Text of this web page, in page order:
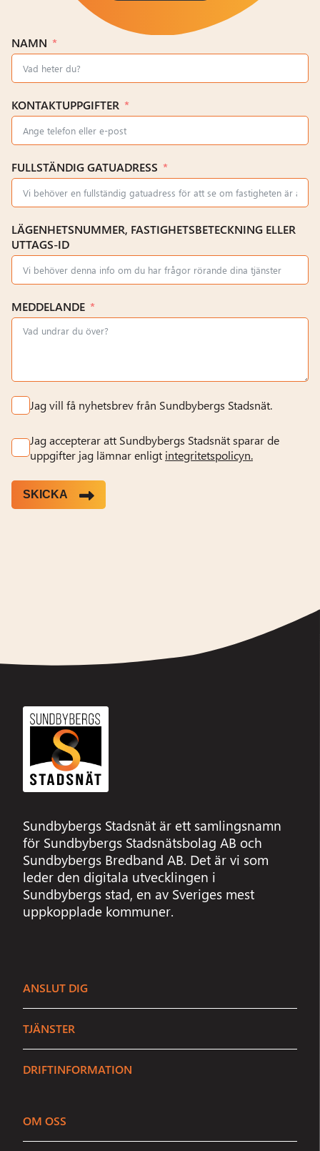
NAMN
KONTAKTUPPGIFTER
FULLSTÄNDIG GATUADRESS
LÄGENHETSNUMMER, FASTIGHETSBETECKNING ELLER
UTTAGS-ID
MEDDELANDE
Jag vill få nyhetsbrev från Sundbybergs Stadsnät.
Jag accepterar att Sundbybergs Stadsnät sparar de
uppgifter jag lämnar enligt integritetspolicyn.
SKICKA
Sundbybergs Stadsnät är ett samlingsnamn
för Sundbybergs Stadsnätsbolag AB och
Sundbybergs Bredband AB. Det är vi som
leder den digitala utvecklingen i
Sundbybergs stad, en av Sveriges mest
uppkopplade kommuner.
ANSLUT DIG
TJÄNSTER
DRIFTINFORMATION
OM OSS
Sundbybergs Stadsnät